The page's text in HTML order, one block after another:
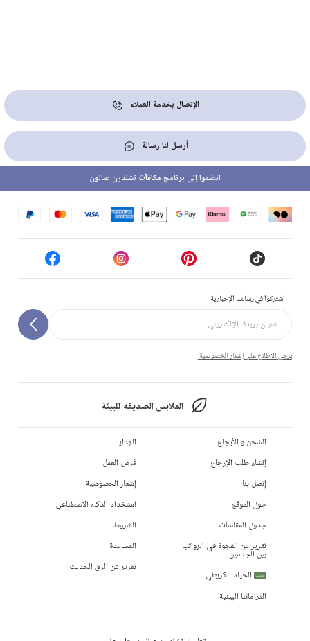
الإتصال بخدمة العملاء
أرسل لنا رسالة
إشتركوا في رسالتنا الإخبارية
يرجى الاطلاع على إشعار الخصوصية.
الملابس الصديقة للبيئة
انضموا إلى برنامج مكافآت تشلدرن صالون
الشحن و الأرجاع
إنشاء طلب الإرجاع
إتصل بنا
حول الموقع
جدول المقاسات
تقرير عن الفجوة في الرواتب
بين الجنسين
جديد
الحياد الكربوني
التزاماتنا البيئية
الهدايا
فرص العمل
إشعار الخصوصية
استخدام الذكاء الاصطناعي
الشروط
المساعدة
تقرير عن الرق الحديث